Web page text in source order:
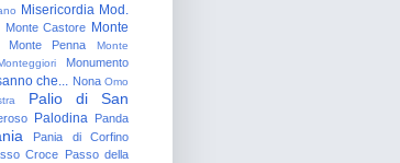
Misericordia Mod.
Monte Castore Monte
Monte Penna
Monte
Monumento
che... Nona Omo
Palio di San
Palodina Panda
Pania di Corfino
Croce Passo della